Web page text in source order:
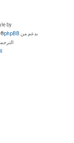
by
بدعم من phpBB
® Forum Software © phpBB Limited